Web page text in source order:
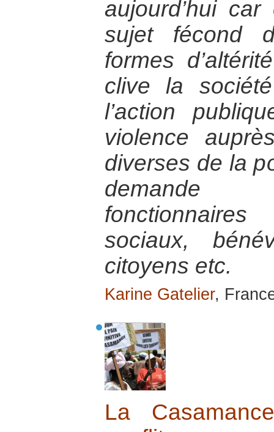
aujourd’hui
sujet fécond
formes
clive la
l’action
violence
diverses de la
demande
sociaux,
citoyens etc.
Karine Gatelier,
La